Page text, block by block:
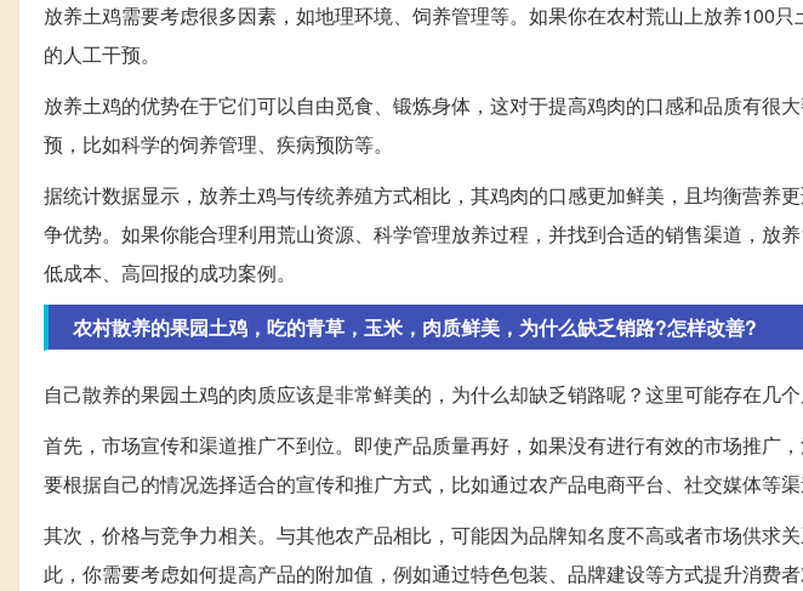
放养土鸡需要考虑很多因素，如地理环境、饲养管理等。如果你在农村荒山上放养100
的人工干预。
放养土鸡的优势在于它们可以自由觅食、锻炼身体，这对于提高鸡肉的口感和品质有很
预，比如科学的饲养管理、疾病预防等。
据统计数据显示，放养土鸡与传统养殖方式相比，其鸡肉的口感更加鲜美，且均衡营养
争优势。如果你能合理利用荒山资源、科学管理放养过程，并找到合适的销售渠道，放
低成本、高回报的成功案例。
农村散养的果园土鸡，吃的青草，玉米，肉质鲜美，为什么缺乏销路?怎样改善?
自己散养的果园土鸡的肉质应该是非常鲜美的，为什么却缺乏销路呢？这里可能存在几个
首先，市场宣传和渠道推广不到位。即使产品质量再好，如果没有进行有效的市场推广
要根据自己的情况选择适合的宣传和推广方式，比如通过农产品电商平台、社交媒体等渠
其次，价格与竞争力相关。与其他农产品相比，可能因为品牌知名度不高或者市场供求
此，你需要考虑如何提高产品的附加值，例如通过特色包装、品牌建设等方式提升消费者